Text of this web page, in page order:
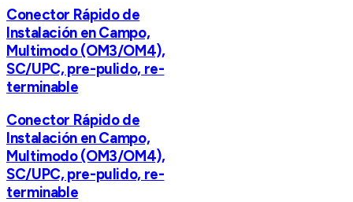
Conector Rápido de
Instalación en Campo,
Multimodo (OM3/OM4),
SC/UPC, pre-pulido, re-
terminable
Conector Rápido de
Instalación en Campo,
Multimodo (OM3/OM4),
SC/UPC, pre-pulido, re-
terminable